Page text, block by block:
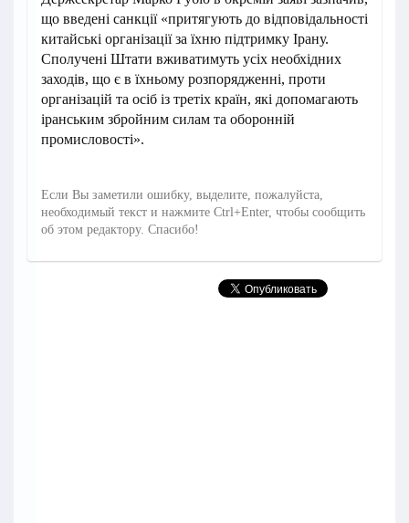
що введені санкції «притягують до відповідальності
китайські організації за їхню підтримку Ірану.
Сполучені Штати вживатимуть усіх необхідних
заходів, що є в їхньому розпорядженні, проти
організацій та осіб із третіх країн, які допомагають
іранським збройним силам та оборонній
промисловості».
Если Вы заметили ошибку, выделите, пожалуйста,
необходимый текст и нажмите Ctrl+Enter, чтобы сообщить
об этом редактору. Спасибо!